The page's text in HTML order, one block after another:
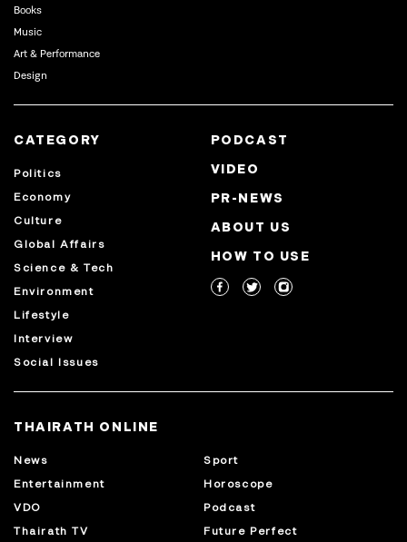
Books
Music
Art & Performance
Design
CATEGORY
Politics
Economy
Culture
Global Affairs
Science & Tech
Environment
Lifestyle
Interview
Social Issues
PODCAST
VIDEO
PR-NEWS
ABOUT US
HOW TO USE
THAIRATH ONLINE
News
Sport
Entertainment
Horoscope
VDO
Podcast
Thairath TV
Future Perfect